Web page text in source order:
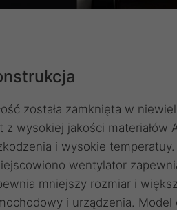
została zamknięta w
z wysokiej jakości materiałów
i wysokie
wentylator
mniejszy rozmiar i
i urządzenia. Model